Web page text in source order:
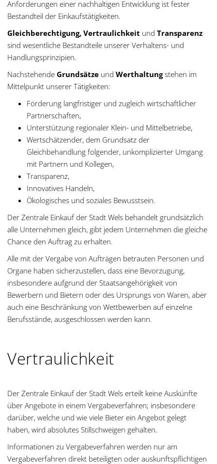
a
Anforderungen einer nachhaltigen Entwicklung ist fester
Bestandteil der Einkaufstätigkeiten.
Gleichberechtigung, Vertraulichkeit und Transparenz
sind wesentliche Bestandteile unserer Verhaltens- und
Handlungsprinzipien.
Nachstehende Grundsätze und Werthaltungstehen im
Mittelpunkt unserer Tätigkeiten:
Förderung langfristiger und zugleich wirtschaftlicher
Partnerschaften,
Unterstützung regionaler Klein- und Mittelbetriebe,
Wertschätzender, dem Grundsatz der
Gleichbehandlung folgender, unkomplizierter Umgang
mit Partnern und Kollegen,
Transparenz,
Innovatives Handeln,
Ökologisches und soziales Bewusstsein.
Der Zentrale Einkauf der Stadt Wels behandelt grundsätzlich
alle Unternehmen gleich, gibt jedem Unternehmen die gleiche
Chance den Auftrag zu erhalten.
Alle mit der Vergabe von Aufträgen betrauten Personen und
Organe haben sicherzustellen, dass eine Bevorzugung,
insbesondere aufgrund der Staatsangehörigkeit von
Bewerbern und Bietern oder des Ursprungs von Waren, aber
auch eine Beschränkung von Wettbewerben auf einzelne
Berufsstände, ausgeschlossen werden kann.
Vertraulichkeit
Der Zentrale Einkauf der Stadt Wels erteilt keine Auskünfte
über Angebote in einem Vergabeverfahren; insbesondere
darüber, welche und wie viele Bieter ein Angebot gelegt
haben, wird absolutes Stillschweigen gehalten.
Informationen zu Vergabeverfahren werden nur am
Vergabeverfahren direkt beteiligten oder auskunftspflichtigen